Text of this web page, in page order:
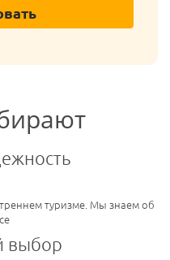
туризме. Мы знаем об
выбор